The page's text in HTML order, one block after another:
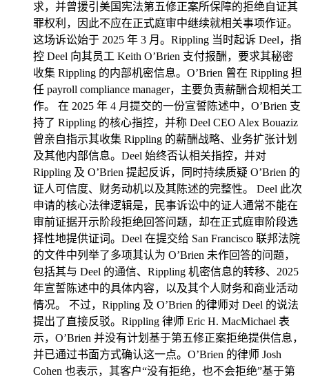
求，并曾援引美国宪法第五修正案所保障的拒绝自证其
罪权利，因此不应在正式庭审中继续就相关事项作证。
这场诉讼始于 2025 年 3 月。Rippling 当时起诉 Deel，指
控 Deel 向其员工 Keith O’Brien 支付报酬，要求其秘密
收集 Rippling 的内部机密信息。O’Brien 曾在 Rippling 担
任 payroll compliance manager，主要负责薪酬合规相关工
作。 在 2025 年 4 月提交的一份宣誓陈述中，O’Brien 支
持了 Rippling 的核心指控，并称 Deel CEO Alex Bouaziz
曾亲自指示其收集 Rippling 的薪酬战略、业务扩张计划
及其他内部信息。Deel 始终否认相关指控，并对
Rippling 及 O’Brien 提起反诉，同时持续质疑 O’Brien 的
证人可信度、财务动机以及其陈述的完整性。 Deel 此次
申请的核心法律逻辑是，民事诉讼中的证人通常不能在
审前证据开示阶段拒绝回答问题，却在正式庭审阶段选
择性地提供证词。Deel 在提交给 San Francisco 联邦法院
的文件中列举了多项其认为 O’Brien 未作回答的问题，
包括其与 Deel 的通信、Rippling 机密信息的转移、2025
年宣誓陈述中的具体内容，以及其个人财务和商业活动
情况。 不过，Rippling 及 O’Brien 的律师对 Deel 的说法
提出了直接反驳。Rippling 律师 Eric H. MacMichael 表
示，O’Brien 并没有计划基于第五修正案拒绝提供信息，
并已通过书面方式确认这一点。O’Brien 的律师 Josh
Cohen 也表示，其客户“没有拒绝，也不会拒绝”基于第